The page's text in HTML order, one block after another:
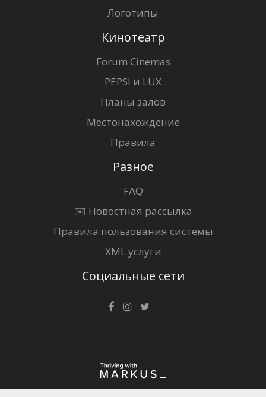
Логотипы
Кинотеатр
Forum Cinemas
PEPSI и LUX
Планы залов
Местонахождение
Правила
Разное
FAQ
✉️ Новостная рассылка
Правила пользования системы
XML услуги
Социальные сети